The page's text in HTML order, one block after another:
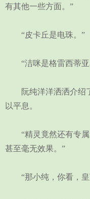
有其他一些方面。”
“皮卡丘是电珠。”
“洁咪是格雷西蒂亚
阮纯洋洋洒洒介绍了
以平息。
“精灵竟然还有专属
甚至毫无效果。”
“那小纯，你看，皇